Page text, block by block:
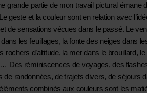
grande partie de mon travail pictural émane
geste et la couleur sont en relation avec
de sensations vécues dans le passé. Le
les feuillages, la fonte des neiges dans
rochers d’altitude, la mer dans le brouillard,
Des réminiscences de voyages, des
de randonnées, de trajets divers, de séjours
combinés aux couleurs sont les